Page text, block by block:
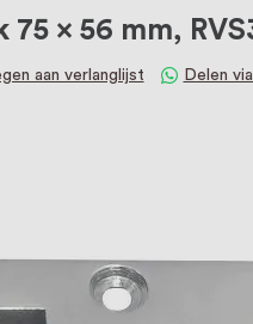
x 56 mm,
aan verlanglijst Delen